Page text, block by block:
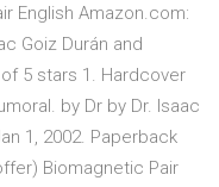
English Amazon.com:
Goiz Durán and
5 stars 1. Hardcover
by Dr by Dr. Isaac
1, 2002. Paperback
Biomagnetic Pair